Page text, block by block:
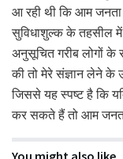
आ रही थी कि आम जनता
सुविधाशुल्क के तहसील में
अनुसूचित गरीब लोगों के
की तो मेरे संज्ञान लेने के
जिससे यह स्पष्ट है कि
कर सकते हैं तो आम
You might also like